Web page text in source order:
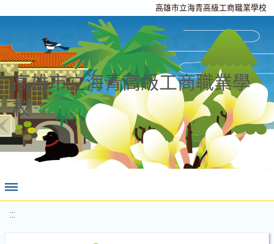
高雄市立海青高級工商職業學校
高雄市立海青高級工商職業學
校
:::